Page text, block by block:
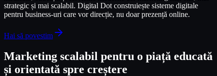
strategic și mai scalabil. Digital Dot construiește sisteme digitale
pentru business-uri care vor direcție, nu doar prezență online.
Hai să povestim
Marketing scalabil pentru o piață educată
și orientată spre creștere